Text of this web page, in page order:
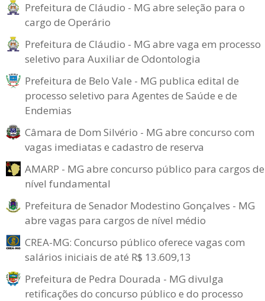
Prefeitura de Cláudio - MG abre seleção para o
cargo de Operário
Prefeitura de Cláudio - MG abre vaga em processo
seletivo para Auxiliar de Odontologia
Prefeitura de Belo Vale - MG publica edital de
processo seletivo para Agentes de Saúde e de
Endemias
Câmara de Dom Silvério - MG abre concurso com
vagas imediatas e cadastro de reserva
AMARP - MG abre concurso público para cargos de
nível fundamental
Prefeitura de Senador Modestino Gonçalves - MG
abre vagas para cargos de nível médio
CREA-MG: Concurso público oferece vagas com
salários iniciais de até R$ 13.609,13
Prefeitura de Pedra Dourada - MG divulga
retificações do concurso público e do processo